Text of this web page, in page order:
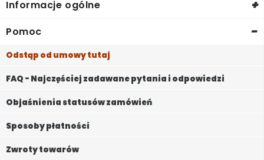
Informacje ogólne +
Pomoc -
Odstąp od umowy tutaj
FAQ - Najczęściej zadawane pytania i odpowiedzi
Objaśnienia statusów zamówień
Sposoby płatności
Zwroty towarów